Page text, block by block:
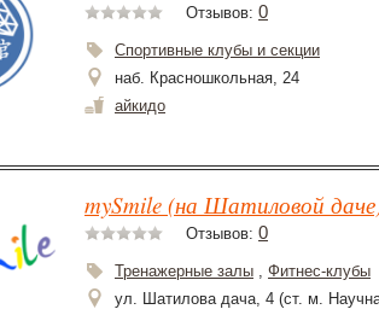
Отзывов: 0
Спортивные клубы и секции
наб. Красношкольная, 24
айкидо
mySmile (на Шатиловой
Отзывов: 0
Тренажерные залы , Фитнес-клубы
ул. Шатилова дача, 4 (ст. м.